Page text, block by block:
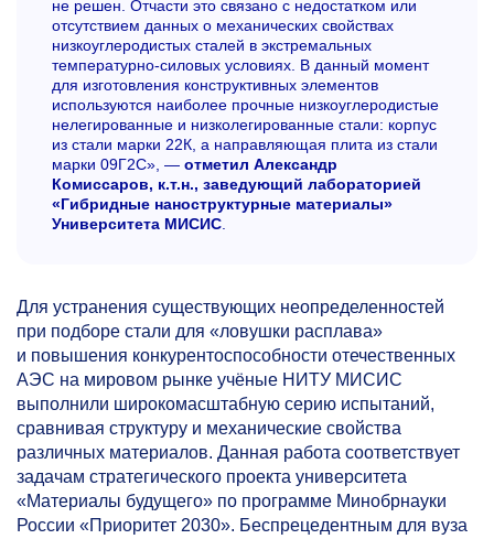
не решен. Отчасти это связано с недостатком или
отсутствием данных о механических свойствах
низкоуглеродистых сталей в экстремальных
температурно-силовых условиях. В данный момент
для изготовления конструктивных элементов
используются наиболее прочные низкоуглеродистые
нелегированные и низколегированные стали: корпус
из стали марки 22К, а направляющая плита из стали
марки 09Г2С», — отметил Александр
Комиссаров, к.т.н., заведующий лабораторией
«Гибридные наноструктурные материалы»
Университета МИСИС.
Для устранения существующих неопределенностей
при подборе стали для «ловушки расплава»
и повышения конкурентоспособности отечественных
АЭС на мировом рынке учёные НИТУ МИСИС
выполнили широкомасштабную серию испытаний,
сравнивая структуру и механические свойства
различных материалов. Данная работа соответствует
задачам стратегического проекта университета
«Материалы будущего» по программе Минобрнауки
России «Приоритет 2030». Беспрецедентным для вуза